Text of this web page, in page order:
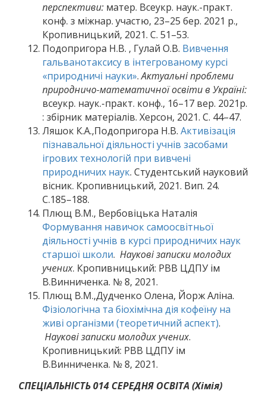
перспективи: матер. Всеукр. наук.-практ.
конф. з міжнар. участю, 23–25 бер. 2021 р.,
Кропивницький, 2021. С. 51–53.
Подопригора Н.В. , Гулай О.В. Вивчення
гальванотаксису в інтегрованому курсі
«природничі науки».Актуальні проблеми
природничо-математичної освіти в Україні:
всеукр. наук.-практ. конф., 16–17 вер. 2021р.
: збірник матеріалів. Херсон, 2021. С. 44–47.
Ляшок К.А.,Подопригора Н.В. Активізація
пізнавальної діяльності учнів засобами
ігрових технологій при вивчені
природничих наук. Студентський науковий
вісник. Кропивницький, 2021. Вип. 24.
С.185–188.
Плющ В.М., Вербовіцька Наталія
Формування навичок самоосвітньої
діяльності учнів в курсі природничих наук
старшої школи. Наукові записки молодих
учених. Кропивницький: РВВ ЦДПУ ім
В.Винниченка. № 8, 2021.
Плющ В.М.,Дудченко Олена, Йорж Аліна.
Фізіологічна та біохімічна дія кофеїну на
живі організми (теоретичний аспект).
Наукові записки молодих учених.
Кропивницький: РВВ ЦДПУ ім
В.Винниченка. № 8, 2021.
СПЕЦІАЛЬНІСТЬ 014 СЕРЕДНЯ ОСВІТА (Хімія)